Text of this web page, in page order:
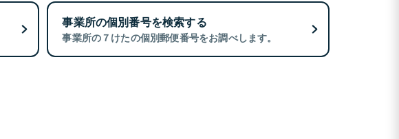
事業所の個別番号を検索する
事業所の７けたの個別郵便番号をお調べします。